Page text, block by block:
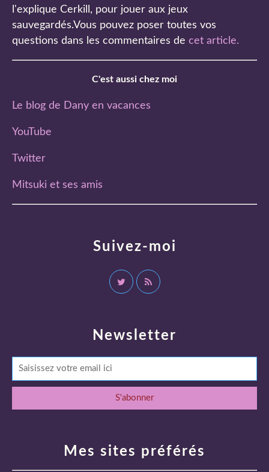
Newsletter
Suivez-moi
Mes sites préférés
l'explique Cerkill, pour jouer aux jeux
sauvegardés.Vous pouvez poser toutes vos
questions dans les commentaires de cet article.
C'est aussi chez moi
Le blog de Dany en vacances
YouTube
Twitter
Mitsuki et ses amis